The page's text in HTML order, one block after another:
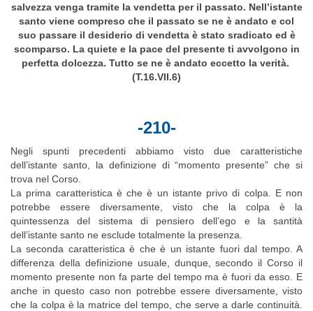
salvezza venga tramite la vendetta per il passato. Nell’istante
santo viene compreso che il passato se ne è andato e col
suo passare il desiderio di vendetta è stato sradicato ed è
scomparso. La quiete e la pace del presente ti avvolgono in
perfetta dolcezza. Tutto se ne è andato eccetto la verità.
(T.16.VII.6)
-210-
Negli spunti precedenti abbiamo visto due caratteristiche
dell’istante santo, la definizione di “momento presente” che si
trova nel Corso.
La prima caratteristica è che è un istante privo di colpa. E non
potrebbe essere diversamente, visto che la colpa è la
quintessenza del sistema di pensiero dell’ego e la santità
dell’istante santo ne esclude totalmente la presenza.
La seconda caratteristica è che è un istante fuori dal tempo. A
differenza della definizione usuale, dunque, secondo il Corso il
momento presente non fa parte del tempo ma è fuori da esso. E
anche in questo caso non potrebbe essere diversamente, visto
che la colpa è la matrice del tempo, che serve a darle continuità.